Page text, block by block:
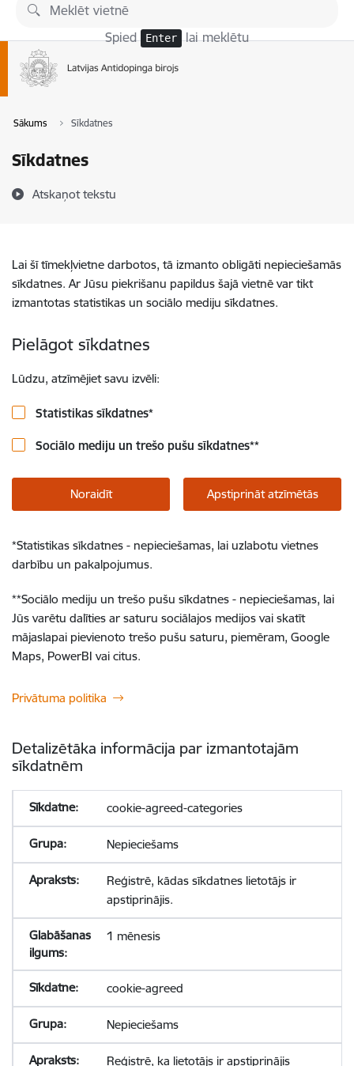
Pāriet uz lapas saturu
Spied Enter lai meklētu
Sākums Sīkdatnes
Sīkdatnes
Atskaņot tekstu
Lai šī tīmekļvietne darbotos, tā izmanto obligāti nepieciešamās
sīkdatnes. Ar Jūsu piekrišanu papildus šajā vietnē var tikt
izmantotas statistikas un sociālo mediju sīkdatnes.
Pielāgot sīkdatnes
Lūdzu, atzīmējiet savu izvēli:
Statistikas sīkdatnes*
Sociālo mediju un trešo pušu sīkdatnes**
Noraidīt Apstiprināt atzīmētās
*Statistikas sīkdatnes - nepieciešamas, lai uzlabotu vietnes
darbību un pakalpojumus.
**Sociālo mediju un trešo pušu sīkdatnes - nepieciešamas, lai
Jūs varētu dalīties ar saturu sociālajos medijos vai skatīt
mājaslapai pievienoto trešo pušu saturu, piemēram, Google
Maps, PowerBI vai citus.
Privātuma politika
Detalizētāka informācija par izmantotajām
sīkdatnēm
cookie-agreed-categories
Nepieciešams
Reģistrē, kādas sīkdatnes lietotājs ir
apstiprinājis.
1 mēnesis
cookie-agreed
Nepieciešams
Reģistrē, ka lietotājs ir apstiprinājis